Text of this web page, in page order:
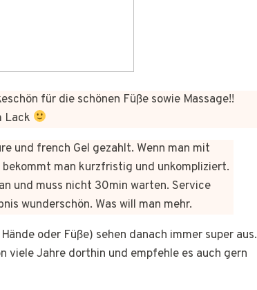
für die schönen Füße sowie Massage!!
Lack
und french Gel gezahlt. Wenn man mit
bekommt man kurzfristig und unkompliziert.
und muss nicht 30min warten. Service
wunderschön. Was will man mehr.
oder Füße) sehen danach immer super aus.
viele Jahre dorthin und empfehle es auch gern